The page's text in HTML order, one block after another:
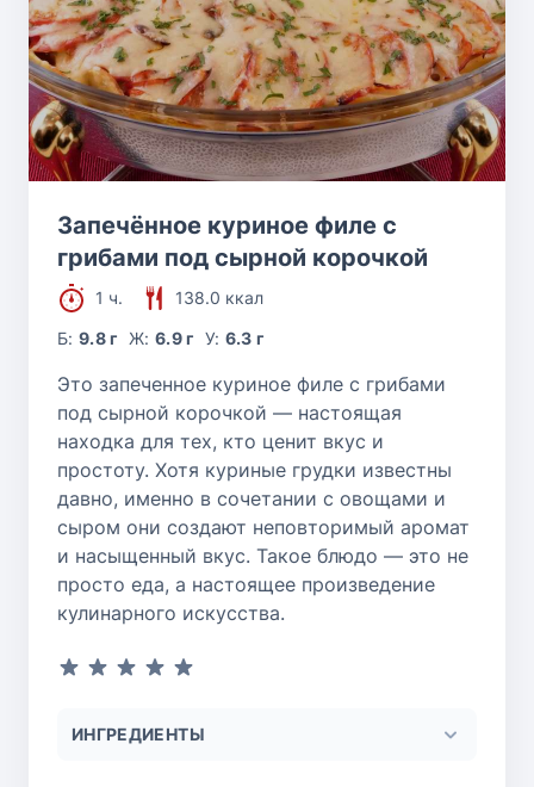
Запечённое куриное филе с
грибами под сырной корочкой
1 ч.
138.0 ккал
Б:9.8 г Ж: 6.9 г У: 6.3 г
Это запеченное куриное филе с грибами
под сырной корочкой — настоящая
находка для тех, кто ценит вкус и
простоту. Хотя куриные грудки известны
давно, именно в сочетании с овощами и
сыром они создают неповторимый аромат
и насыщенный вкус. Такое блюдо — это не
просто еда, а настоящее произведение
кулинарного искусства.
ИНГРЕДИЕНТЫ